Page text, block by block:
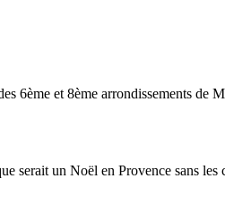
6ème et 8ème arrondissements de
serait un Noël en Provence sans